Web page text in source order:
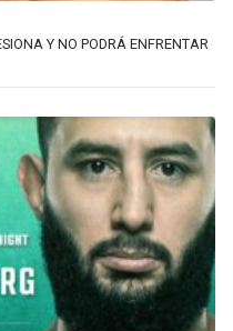
Y NO PODRÁ ENFRENTAR